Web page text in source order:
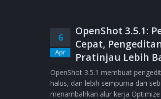
6
Apr
OpenShot 3.5.1:
Cepat,
Pratinjau Lebih
OpenShot 3.5.1 membuat
halus, dan lebih sempurna dari
menambahkan alur kerja